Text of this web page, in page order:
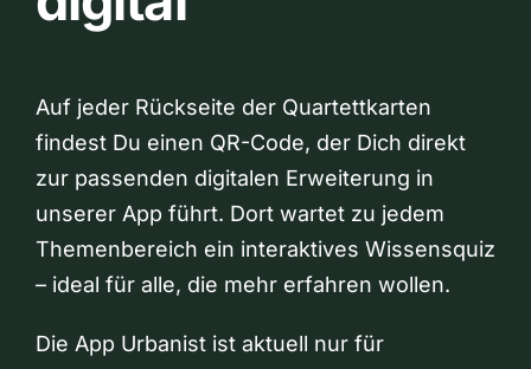
Auf jeder Rückseite der Quartettkarten
findest Du einen QR-Code, der Dich direkt
zur passenden digitalen Erweiterung in
unserer App führt. Dort wartet zu jedem
Themenbereich ein interaktives Wissensquiz
– ideal für alle, die mehr erfahren wollen.
Die App Urbanist ist aktuell nur für